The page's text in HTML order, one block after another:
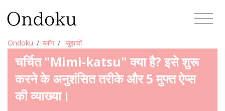
Ondoku ब्लॉग सुझावों
चर्चित "Mimi-katsu" क्या है? इसे शुरू
करने के अनुशंसित तरीके और 5 मुफ्त ऐप्स
की व्याख्या।